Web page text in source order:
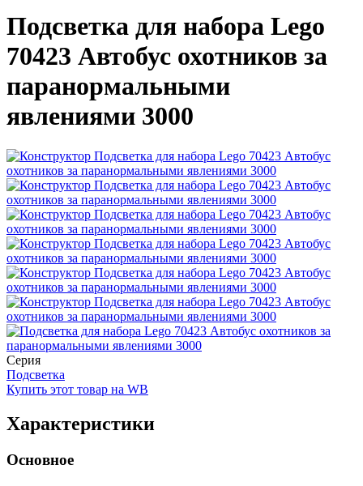
Подсветка для набора Lego
70423 Автобус охотников за
паранормальными
явлениями 3000
Серия
Подсветка
Купить этот товар на WB
Характеристики
Основное